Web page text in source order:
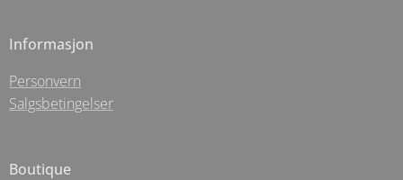
Informasjon
Personvern
Salgsbetingelser
Boutique